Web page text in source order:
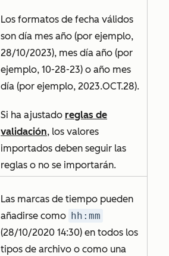
Los formatos de fecha válidos
son día mes año (por ejemplo,
28/10/2023), mes día año (por
ejemplo, 10-28-23) o año mes
día (por ejemplo, 2023.OCT.28).
Si ha ajustado reglas de
validación, los valores
importados deben seguir las
reglas o no se importarán.
Las marcas de tiempo pueden
añadirse como hh:mm
(28/10/2020 14:30) en todos los
tipos de archivo o como una